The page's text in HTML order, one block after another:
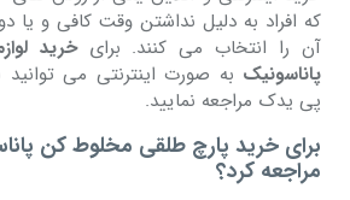
که افراد به دلیل نداشتن وقت کافی و یا
آن را انتخاب می کنند. برایخرید
پاناسونیک به صورت اینترنتی می
پی یدک مراجعه نمایید.
برای خرید پارچ طلقی مخلوط کن
مراجعه کرد؟